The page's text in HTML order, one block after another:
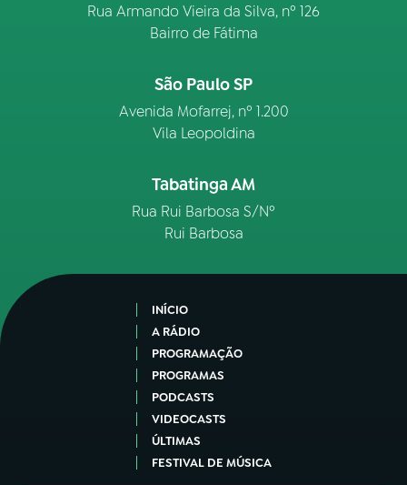
Rua Armando Vieira da Silva, nº 126
Bairro de Fátima
São Paulo SP
Avenida Mofarrej, nº 1.200
Vila Leopoldina
Tabatinga AM
Rua Rui Barbosa S/Nº
Rui Barbosa
INÍCIO
A RÁDIO
PROGRAMAÇÃO
PROGRAMAS
PODCASTS
VIDEOCASTS
ÚLTIMAS
FESTIVAL DE MÚSICA